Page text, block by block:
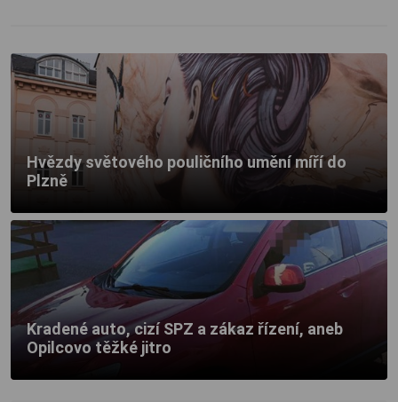
Hvězdy světového pouličního umění míří do
Plzně
Kradené auto, cizí SPZ a zákaz řízení, aneb
Opilcovo těžké jitro